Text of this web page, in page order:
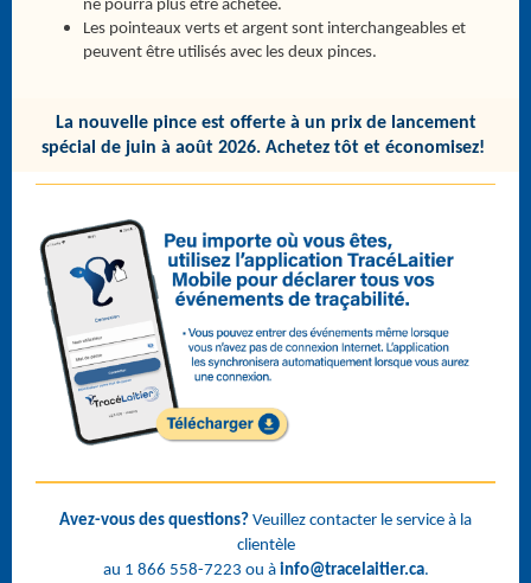
ne pourra plus être achetée.
Les pointeaux verts et argent sont interchangeables et
peuvent être utilisés avec les deux pinces.
La nouvelle pince est offerte à un prix de lancement
spécial de juin à août 2026. Achetez tôt et économisez!
Avez-vous des questions? Veuillez contacter le service à la
clientèle
au 1 866 558-7223 ou à info@tracelaitier.ca.